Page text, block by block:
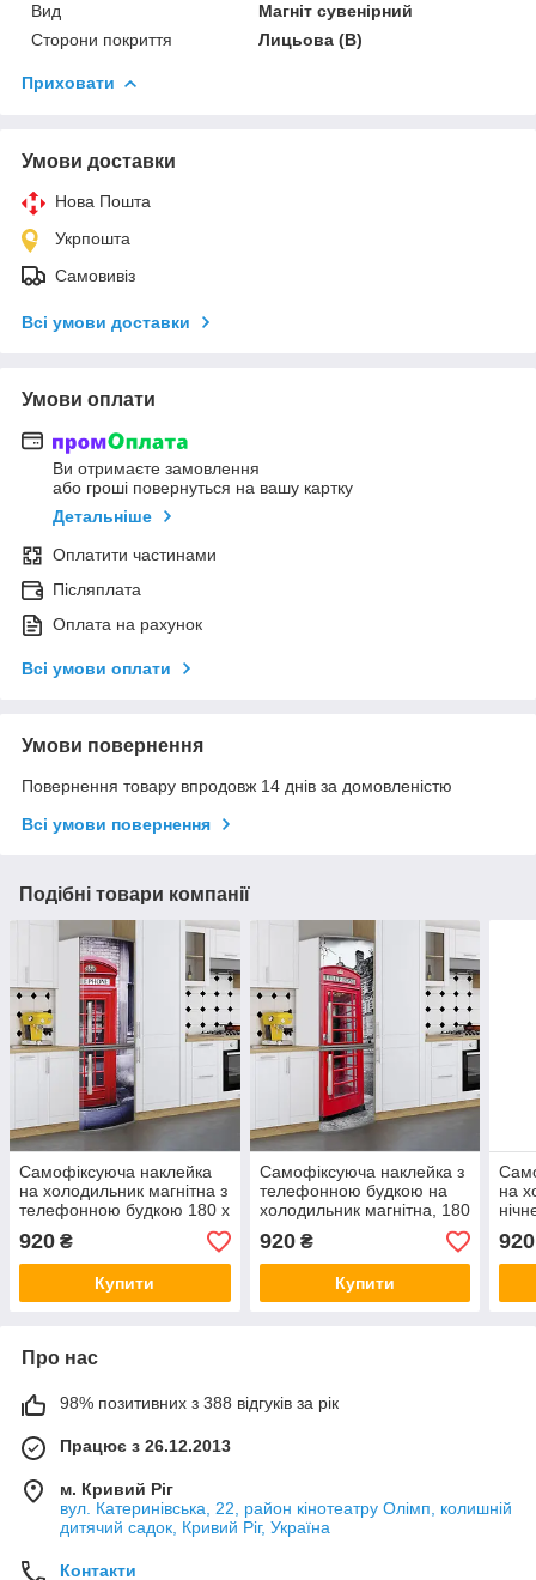
Вид
Магніт сувенірний
Сторони покриття
Лицьова (В)
Приховати
Умови доставки
Нова Пошта
Укрпошта
Самовивіз
Всі умови доставки
Умови оплати
Ви отримаєте замовлення
або гроші повернуться на вашу картку
Детальніше
Оплатити частинами
Післяплата
Оплата на рахунок
Всі умови оплати
Умови повернення
Повернення товару впродовж 14 днів за домовленістю
Всі умови повернення
Подібні товари компанії
Самофіксуюча наклейка
на холодильник магнітна з
телефонною будкою 180 х
920 ₴
Купити
Самофіксуюча наклейка з
телефонною будкою на
холодильник магнітна, 180
920₴
Купити
на
920
Про нас
98% позитивних з 388 відгуків за рік
Працює з 26.12.2013
м. Кривий Ріг
вул. Катеринівська, 22, район кінотеатру Олімп, колишній
дитячий садок, Кривий Ріг, Україна
Контакти